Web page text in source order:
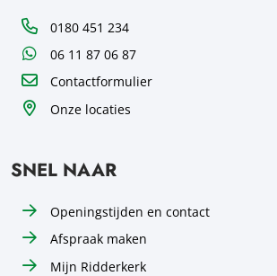
Telefoon0180 451 234
WhatsApp06 11 87 06 87
Contactformulier
Onze locaties
SNEL NAAR
Openingstijden en contact
Afspraak maken
Mijn Ridderkerk